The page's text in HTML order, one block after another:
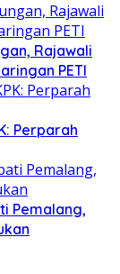
Rajawali
PETI
Perparah
Pemalang,